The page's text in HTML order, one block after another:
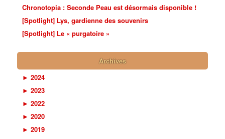
Chronotopia : Seconde Peau est désormais disponible !
[Spotlight] Lys, gardienne des souvenirs
[Spotlight] Le « purgatoire »
Archives
► 2024
► 2023
► 2022
► 2020
► 2019